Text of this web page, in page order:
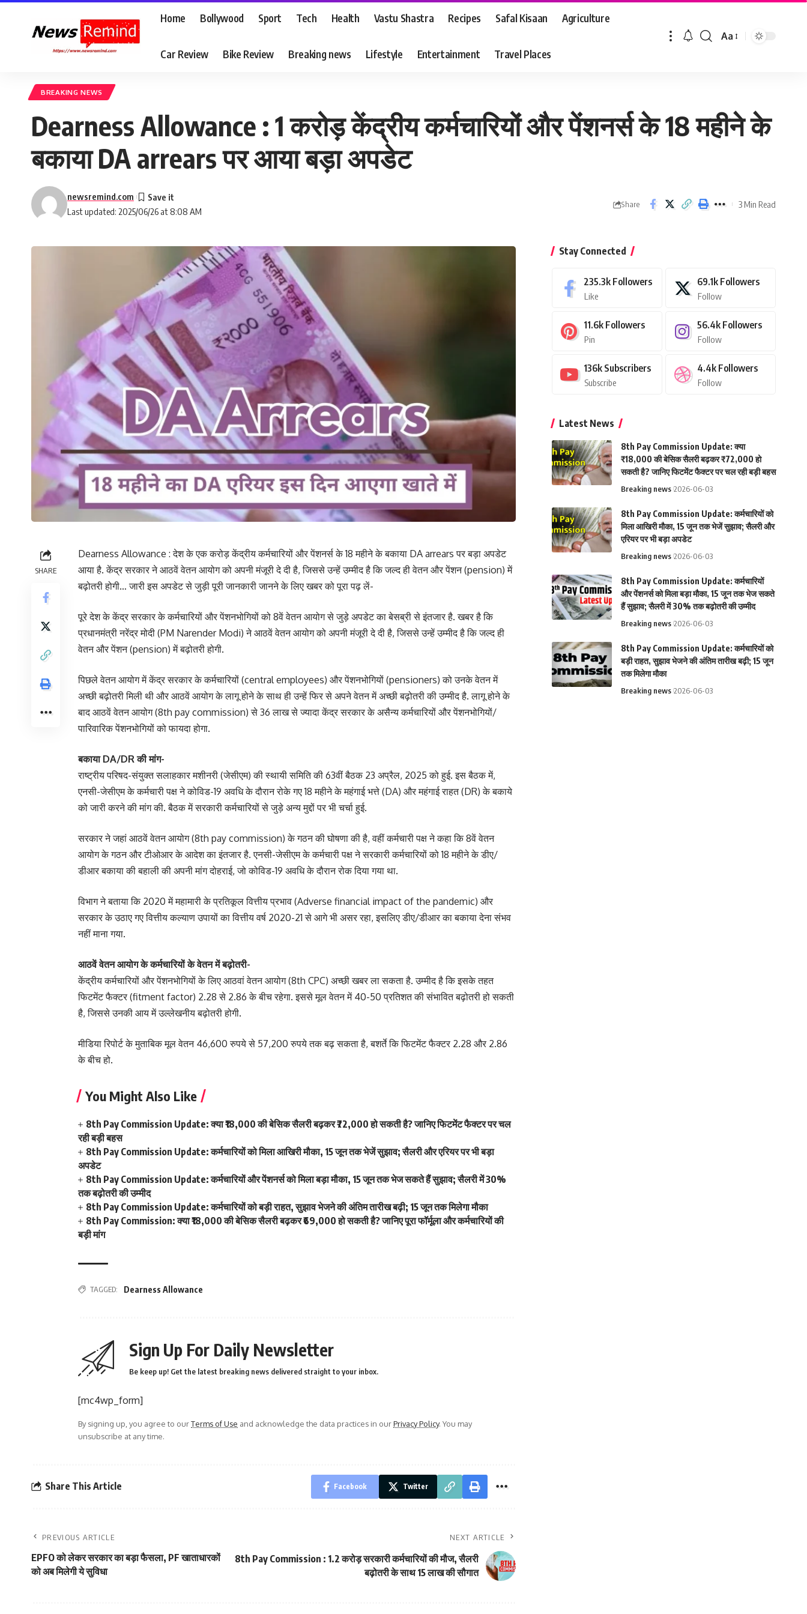
Home Bollywood Sport Tech Health Vastu Shastra Recipes Safal Kisaan Agriculture
Car Review Bike Review Breaking news Lifestyle Entertainment Travel Places
Font
Aa
BREAKING NEWS
Dearness Allowance : 1 करोड़ केंद्रीय कर्मचारियों और पेंशनर्स के 18 महीने के
बकाया DA arrears पर आया बड़ा अपडेट
Last updated: 2025/06/26 at 8:08 AM
newsremind.com
Share 3 Min Read
SHARE
Dearness Allowance : देश के एक करोड़ केंद्रीय कर्मचारियों और पेंशनर्स के 18 महीने के बकाया DA arrears पर बड़ा अपडेट
आया है. केंद्र सरकार ने आठवें वेतन आयोग को अपनी मंजूरी दे दी है, जिससे उन्हें उम्मीद है कि जल्द ही वेतन और पेंशन (pension) में
बढ़ोतरी होगी… जारी इस अपडेट से जुड़ी पूरी जानकारी जानने के लिए खबर को पूरा पढ़ लें-
पूरे देश के केंद्र सरकार के कर्मचारियों और पेंशनभोगियों को 8वें वेतन आयोग से जुड़े अपडेट का बेसब्री से इंतजार है. खबर है कि
प्रधानमंत्री नरेंद्र मोदी (PM Narender Modi) ने आठवें वेतन आयोग को अपनी मंजूरी दे दी है, जिससे उन्हें उम्मीद है कि जल्द ही
वेतन और पेंशन (pension) में बढ़ोतरी होगी.
पिछले वेतन आयोग में केंद्र सरकार के कर्मचारियों (central employees) और पेंशनभोगियों (pensioners) को उनके वेतन में
अच्छी बढ़ोतरी मिली थी और आठवें आयोग के लागू होने के साथ ही उन्हें फिर से अपने वेतन में अच्छी बढ़ोतरी की उम्मीद है. लागू होने के
बाद आठवें वेतन आयोग (8th pay commission) से 36 लाख से ज्यादा केंद्र सरकार के असैन्य कर्मचारियों और पेंशनभोगियों/
पारिवारिक पेंशनभोगियों को फायदा होगा.
बकाया DA/DR की मांग-
राष्ट्रीय परिषद-संयुक्त सलाहकार मशीनरी (जेसीएम) की स्थायी समिति की 63वीं बैठक 23 अप्रैल, 2025 को हुई. इस बैठक में,
एनसी-जेसीएम के कर्मचारी पक्ष ने कोविड-19 अवधि के दौरान रोके गए 18 महीने के महंगाई भत्ते (DA) और महंगाई राहत (DR) के बकाये
को जारी करने की मांग की. बैठक में सरकारी कर्मचारियों से जुड़े अन्य मुद्दों पर भी चर्चा हुई.
सरकार ने जहां आठवें वेतन आयोग (8th pay commission) के गठन की घोषणा की है, वहीं कर्मचारी पक्ष ने कहा कि 8वें वेतन
आयोग के गठन और टीओआर के आदेश का इंतजार है. एनसी-जेसीएम के कर्मचारी पक्ष ने सरकारी कर्मचारियों को 18 महीने के डीए/
डीआर बकाया की बहाली की अपनी मांग दोहराई, जो कोविड-19 अवधि के दौरान रोक दिया गया था.
विभाग ने बताया कि 2020 में महामारी के प्रतिकूल वित्तीय प्रभाव (Adverse financial impact of the pandemic) और
सरकार के उठाए गए वित्तीय कल्याण उपायों का वित्तीय वर्ष 2020-21 से आगे भी असर रहा, इसलिए डीए/डीआर का बकाया देना संभव
नहीं माना गया.
आठवें वेतन आयोग के कर्मचारियों के वेतन में बढ़ोतरी-
केंद्रीय कर्मचारियों और पेंशनभोगियों के लिए आठवां वेतन आयोग (8th CPC) अच्छी खबर ला सकता है. उम्मीद है कि इसके तहत
फिटमेंट फैक्टर (fitment factor) 2.28 से 2.86 के बीच रहेगा. इससे मूल वेतन में 40-50 प्रतिशत की संभावित बढ़ोतरी हो सकती
है, जिससे उनकी आय में उल्लेखनीय बढ़ोतरी होगी.
मीडिया रिपोर्ट के मुताबिक मूल वेतन 46,600 रुपये से 57,200 रुपये तक बढ़ सकता है, बशर्ते कि फिटमेंट फैक्टर 2.28 और 2.86
के बीच हो.
You Might Also Like
8th Pay Commission Update: क्या ₹18,000 की बेसिक सैलरी बढ़कर ₹72,000 हो सकती है? जानिए फिटमेंट फैक्टर पर चल
रही बड़ी बहस
8th Pay Commission Update: कर्मचारियों को मिला आखिरी मौका, 15 जून तक भेजें सुझाव; सैलरी और एरियर पर भी बड़ा
अपडेट
8th Pay Commission Update: कर्मचारियों और पेंशनर्स को मिला बड़ा मौका, 15 जून तक भेज सकते हैं सुझाव; सैलरी में 30%
तक बढ़ोतरी की उम्मीद
8th Pay Commission Update: कर्मचारियों को बड़ी राहत, सुझाव भेजने की अंतिम तारीख बढ़ी; 15 जून तक मिलेगा मौका
8th Pay Commission: क्या ₹18,000 की बेसिक सैलरी बढ़कर ₹69,000 हो सकती है? जानिए पूरा फॉर्मूला और कर्मचारियों की
बड़ी मांग
TAGGED: Dearness Allowance
Sign Up For Daily Newsletter
Be keep up! Get the latest breaking news delivered straight to your inbox.
[mc4wp_form]
By signing up, you agree to ourTerms of Use and acknowledge the data practices in ourPrivacy Policy. You may
unsubscribe at any time.
Share This Article Facebook Twitter
PREVIOUS ARTICLE
EPFO को लेकर सरकार का बड़ा फैसला, PF खाताधारकों
को अब मिलेगी ये सुविधा
NEXT ARTICLE
8th Pay Commission : 1.2 करोड़ सरकारी कर्मचारियों की मौज, सैलरी
बढ़ोतरी के साथ 15 लाख की सौगात
Stay Connected
235.3k Followers
Like
69.1k Followers
Follow
11.6k Followers
Pin
56.4k Followers
Follow
136k Subscribers
Subscribe
4.4k Followers
Follow
Latest News
8th Pay Commission Update: क्या
₹18,000 की बेसिक सैलरी बढ़कर ₹72,000 हो
सकती है? जानिए फिटमेंट फैक्टर पर चल रही बड़ी बहस
Breaking news 2026-06-03
8th Pay Commission Update: कर्मचारियों को
मिला आखिरी मौका, 15 जून तक भेजें सुझाव; सैलरी और
एरियर पर भी बड़ा अपडेट
Breaking news 2026-06-03
8th Pay Commission Update: कर्मचारियों
और पेंशनर्स को मिला बड़ा मौका, 15 जून तक भेज सकते
हैं सुझाव; सैलरी में 30% तक बढ़ोतरी की उम्मीद
Breaking news 2026-06-03
8th Pay Commission Update: कर्मचारियों को
बड़ी राहत, सुझाव भेजने की अंतिम तारीख बढ़ी; 15 जून
तक मिलेगा मौका
Breaking news 2026-06-03